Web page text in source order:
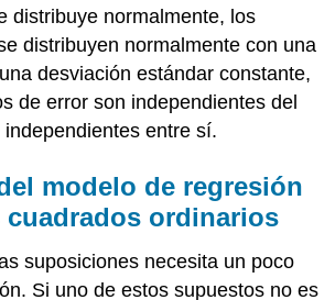
distribuye normalmente, los
distribuyen normalmente con una
desviación estándar constante,
de error son independientes del
independientes entre sí.
modelo de regresión
cuadrados ordinarios
suposiciones necesita un poco
Si uno de estos supuestos no es